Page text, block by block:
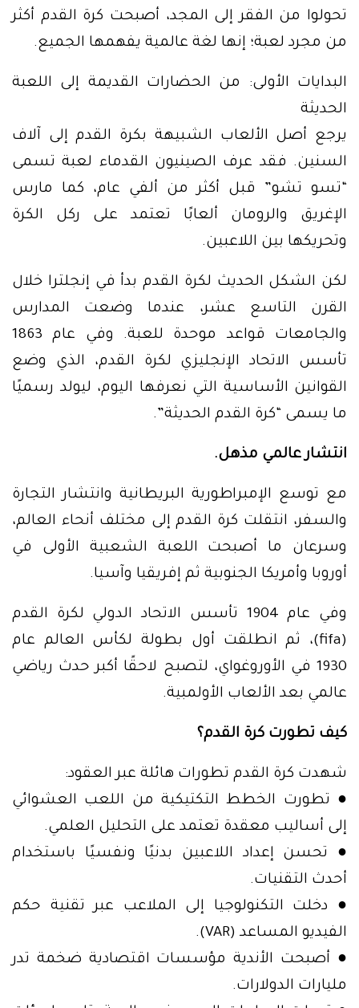
تحولوا من الفقر إلى المجد، أصبحت كرة القدم أكثر
من مجرد لعبة؛ إنها لغة عالمية يفهمها الجميع.
البدايات الأولى: من الحضارات القديمة إلى اللعبة
الحديثة
يرجع أصل الألعاب الشبيهة بكرة القدم إلى آلاف
السنين. فقد عرف الصينيون القدماء لعبة تسمى
“تسو تشو” قبل أكثر من ألفي عام، كما مارس
الإغريق والرومان ألعابًا تعتمد على ركل الكرة
وتحريكها بين اللاعبين.
لكن الشكل الحديث لكرة القدم بدأ في إنجلترا خلال
القرن التاسع عشر، عندما وضعت المدارس
والجامعات قواعد موحدة للعبة. وفي عام 1863
تأسس الاتحاد الإنجليزي لكرة القدم، الذي وضع
القوانين الأساسية التي نعرفها اليوم، ليولد رسميًا
ما يسمى “كرة القدم الحديثة”.
انتشار عالمي مذهل.
مع توسع الإمبراطورية البريطانية وانتشار التجارة
والسفر، انتقلت كرة القدم إلى مختلف أنحاء العالم،
وسرعان ما أصبحت اللعبة الشعبية الأولى في
أوروبا وأمريكا الجنوبية ثم إفريقيا وآسيا.
وفي عام 1904 تأسس الاتحاد الدولي لكرة القدم
(fifa)، ثم انطلقت أول بطولة لكأس العالم عام
1930 في الأوروغواي، لتصبح لاحقًا أكبر حدث رياضي
عالمي بعد الألعاب الأولمبية.
كيف تطورت كرة القدم؟
شهدت كرة القدم تطورات هائلة عبر العقود:
● تطورت الخطط التكتيكية من اللعب العشوائي
إلى أساليب معقدة تعتمد على التحليل العلمي.
● تحسن إعداد اللاعبين بدنيًا ونفسيًا باستخدام
أحدث التقنيات.
● دخلت التكنولوجيا إلى الملاعب عبر تقنية حكم
الفيديو المساعد (VAR).
● أصبحت الأندية مؤسسات اقتصادية ضخمة تدر
مليارات الدولارات.